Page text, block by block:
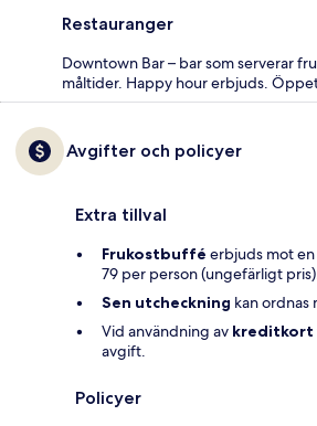
Restauranger
Downtown Bar – bar som serverar
måltider. Happy hour erbjuds.
Avgifter och policyer
Extra tillval
Frukostbuffé erbjuds mot
79 per person (ungefärligt
Sen utcheckning kan ordnas
Vid användning av kreditkort
avgift.
Policyer